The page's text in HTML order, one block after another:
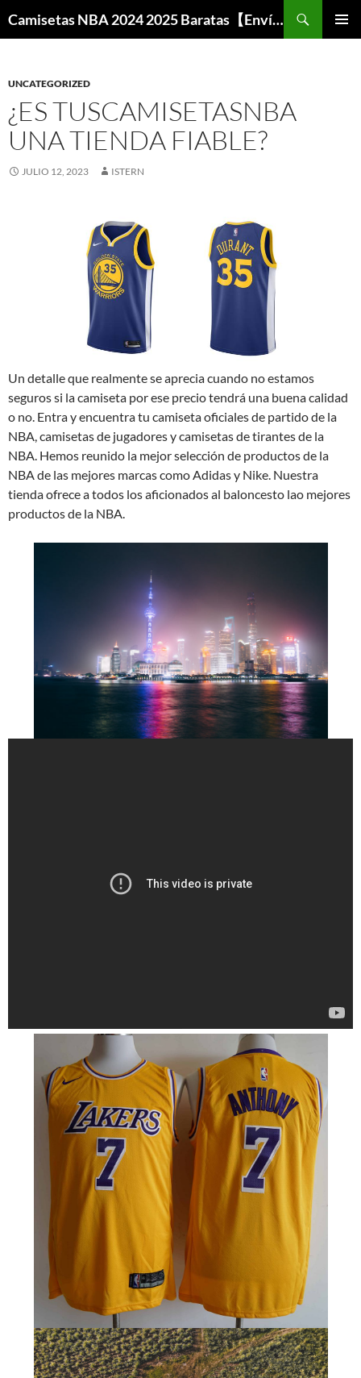
Camisetas NBA 2024 2025 Baratas【Envío Gratis】
UNCATEGORIZED
¿ES TUSCAMISETASNBA
UNA TIENDA FIABLE?
JULIO 12, 2023 ISTERN
Un detalle que realmente se aprecia cuando no estamos
seguros si la camiseta por ese precio tendrá una buena calidad
o no. Entra y encuentra tu camiseta oficiales de partido de la
NBA, camisetas de jugadores y camisetas de tirantes de la
NBA. Hemos reunido la mejor selección de productos de la
NBA de las mejores marcas como Adidas y Nike. Nuestra
tienda ofrece a todos los aficionados al baloncesto lao mejores
productos de la NBA.